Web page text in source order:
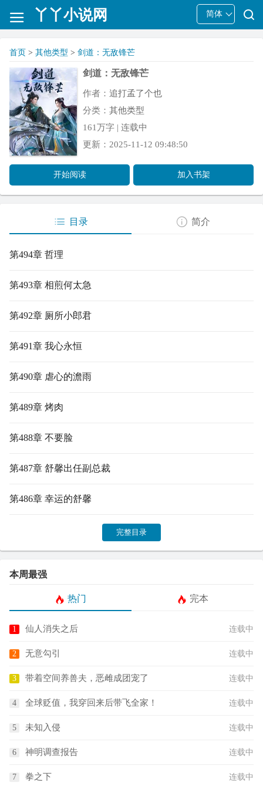
丫丫小说网 简体
首页 > 其他类型 > 剑道：无敌锋芒
剑道：无敌锋芒
作者： 追打孟了个也
分类： 其他类型
161万字 | 连载中
更新：2025-11-12 09:48:50
开始阅读 加入书架
目录 简介
第494章 哲理
第493章 相煎何太急
第492章 厕所小郎君
第491章 我心永恒
第490章 虐心的澹雨
第489章 烤肉
第488章 不要脸
第487章 舒馨出任副总裁
第486章 幸运的舒馨
完整目录
本周最强
热门 完本
仙人消失之后 连载中
无意勾引 连载中
带着空间养兽夫，恶雌成团宠了 连载中
全球贬值，我穿回来后带飞全家！ 连载中
未知入侵 连载中
神明调查报告 连载中
拳之下 连载中